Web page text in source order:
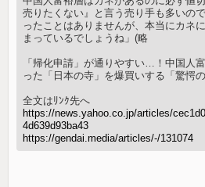
売りたくない』と言う売り手も多いの
ったことはありませんが、本当にカネ
まっているでしょうね」(略
「帰化申請」が通りやすい…！中国人
った「日本の寺」を爆買いする「驚愕
全文はﾘﾝｸ先へ
https://news.yahoo.co.jp/articles/
4d639d93ba43
https://gendai.media/articles/-/131074